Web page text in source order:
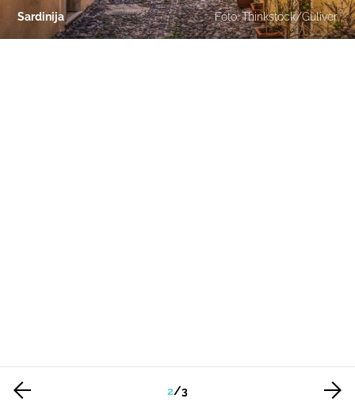
Sardinija Foto: Thinkstock/Guliver
2/3